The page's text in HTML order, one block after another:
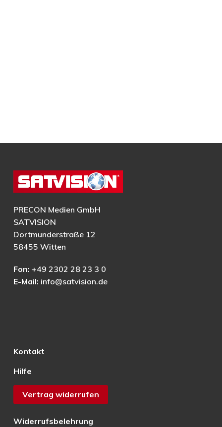
PRECON Medien GmbH
SATVISION
Dortmunderstraße 12
58455 Witten
Fon: +49 2302 28 23 3 0
E-Mail: info@satvision.de
Kontakt
Hilfe
Vertrag widerrufen
Widerrufsbelehrung